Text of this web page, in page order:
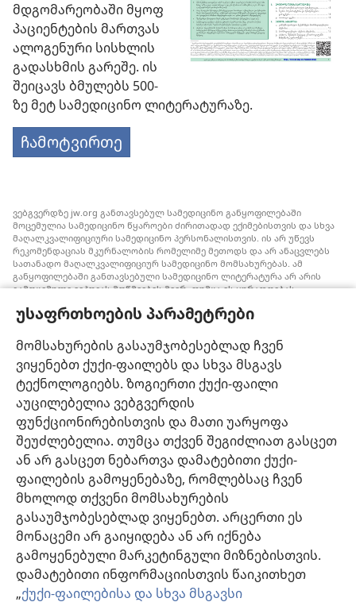
უსაფრთხოების პარამეტრები
მომსახურების გასაუმჯობესებლად ჩვენ
ვიყენებთ ქუქი-ფაილებს და სხვა მსგავს
ტექნოლოგიებს. ზოგიერთი ქუქი-ფაილი
აუცილებელია ვებგვერდის
ფუნქციონირებისთვის და მათი უარყოფა
შეუძლებელია. თუმცა თქვენ შეგიძლიათ გასცეთ
ან არ გასცეთ ნებართვა დამატებითი ქუქი-
ფაილების გამოყენებაზე, რომლებსაც ჩვენ
მხოლოდ თქვენი მომსახურების
გასაუმჯობესებლად ვიყენებთ. არცერთი ეს
მონაცემი არ გაიყიდება ან არ იქნება
გამოყენებული მარკეტინგული მიზნებისთვის.
დამატებითი ინფორმაციისთვის წაიკითხეთ
„ქუქი-ფაილებისა და სხვა მსგავსი
მდგომარეობაში მყოფ
პაციენტების მართვას
ალოგენური სისხლის
გადასხმის გარეშე. ის
შეიცავს ბმულებს 500-
ზე მეტ სამედიცინო ლიტერატურაზე.
ჩამოტვირთე
ვებგვერდზე jw.org განთავსებულ სამედიცინო განყოფილებაში
მოცემულია სამედიცინო წყაროები ძირითადად ექიმებისთვის და სხვა
მაღალკვალიფიციური სამედიცინო პერსონალისთვის. ის არ უწევს
რეკომენდაციას მკურნალობის რომელიმე მეთოდს და არ ანაცვლებს
სათანადო მაღალკვალიფიციურ სამედიცინო მომსახურებას. ამ
განყოფილებაში განთავსებული სამედიცინო ლიტერატურა არ არის
გამოცემული იეჰოვას მოწმეების მიერ, თუმცა ის ყურადღებას
რომელიც შესაძლოა ყურადსაღები იყოს. თითოეული მედიკოსი
ვალდებულია, ინფორმირებული იყოს მედიცინაში არსებული
მიღწევების თაობაზე, რათა მკურნალობის ის მეთოდი შესთავაზოს
პაციენტს, რომელიც მისი ჯანმრთელობის მდგომარეობას საუკეთესოდ
შეესაბამება და არ ეწინააღმდეგება პაციენტის სურვილს,
ფასეულობებსა და მრწამსს. აქ მოცემული მკურნალობის მეთოდები
გამოიყენება ინდივიდუალურად, პაციენტის საჭიროებების
გათვალისწინებით.
პაციენტებისთვის: ყოველთვის მიმართეთ თქვენს ექიმს ან სხვა
მაღალკვალიფიციურ სამედიცინო პერსონალს, როდესაც
ჯანმრთელობის პრობლემები გექმნებათ ან საჭიროებთ მკურნალობას.
მიმართეთ ექიმს, თუ ფიქრობთ, რომ რაღაც გაწუხებთ.
ვებგვერდით სარგებლობა შესაძლებელიადადგენილი წესების
ფარგლებში.
დიზაინის კონფიგურაცია